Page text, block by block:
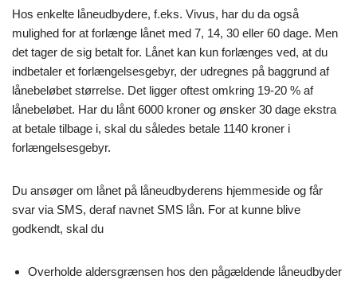
Hos enkelte låneudbydere, f.eks. Vivus, har du da også
mulighed for at forlænge lånet med 7, 14, 30 eller 60 dage. Men
det tager de sig betalt for. Lånet kan kun forlænges ved, at du
indbetaler et forlængelsesgebyr, der udregnes på baggrund af
lånebeløbet størrelse. Det ligger oftest omkring 19-20 % af
lånebeløbet. Har du lånt 6000 kroner og ønsker 30 dage ekstra
at betale tilbage i, skal du således betale 1140 kroner i
forlængelsesgebyr.
Du ansøger om lånet på låneudbyderens hjemmeside og får
svar via SMS, deraf navnet SMS lån. For at kunne blive
godkendt, skal du
Overholde aldersgrænsen hos den pågældende låneudbyder